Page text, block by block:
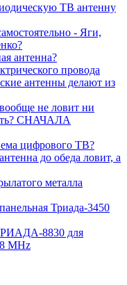
ТВ антенну
- Яги,
антенна?
провода
антенны делают из
не ловит ни
СНАЧАЛА
цифрового ТВ?
до обеда ловит, а
металла
Триада-3450
8830 для
MHz